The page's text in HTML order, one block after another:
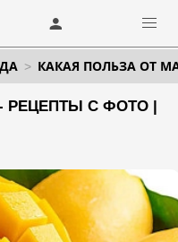
КАКАЯ ПОЛЬЗА ОТ
РЕЦЕПТЫ С ФОТО |